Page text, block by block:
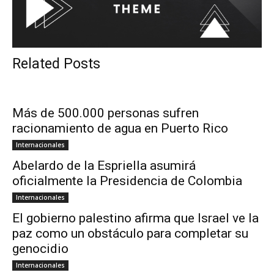
Related Posts
Más de 500.000 personas sufren
racionamiento de agua en Puerto Rico
Internacionales
Abelardo de la Espriella asumirá
oficialmente la Presidencia de Colombia
Internacionales
El gobierno palestino afirma que Israel ve la
paz como un obstáculo para completar su
genocidio
Internacionales